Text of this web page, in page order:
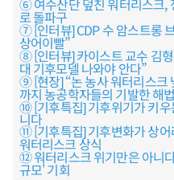
⑥ 여수산단 덮친 워터리스크,
로 돌파구
⑦ [인터뷰] CDP 수 암스트롱
상어이빨”
⑧ [인터뷰] 카이스트 교수 김
대 기후모델 나와야 안다”
⑨ [현장] “논 농사 워터리스크
까지 농공학자들의 기발한 해법
⑩ [기후특집] 기후위기가 키우
니다
⑪ [기후특집] 기후변화가 상
워터리스크 상식
⑫ 워터리스크 위기만은 아니
규모' 기회